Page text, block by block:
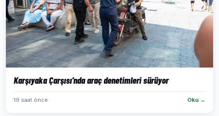
Karşıyaka Çarşısı’nda araç denetimleri sürüyor
19 saat önce Oku →